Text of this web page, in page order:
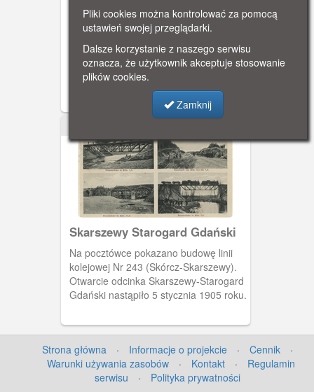
Nowa Wieś Rzeczna
Wierzycą- okolice Nowej Wsi Rzecznej.
Skarszewy Starogard Gdański
Na pocztówce pokazano budowę linii
kolejowej Nr 243 (Skórcz-Skarszewy).
Otwarcie odcinka Skarszewy-Starogard
Gdański nastąpiło 5 stycznia 1905 roku.
Strona główna · Informacje o projekcie · Cennik
·
Warunki używania zasobów
· Kontakt ·
Regulamin
serwisu
· Polityka prywatności
Pliki cookies można kontrolować za pomocą
ustawień swojej przeglądarki.
Dalsze korzystanie z naszego serwisu
oznacza, że użytkownik akceptuje stosowanie
plików cookies.
Zamknij